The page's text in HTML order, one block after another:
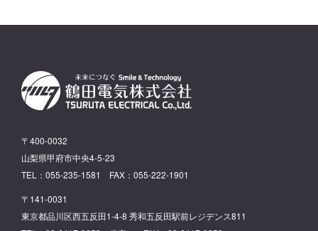
〒400-0032
山梨県甲府市中央4-5-23
TEL：055-235-1581 FAX：055-222-1901
〒141-0031
東京都品川区西五反田1-4-8 秀和五反田駅前レジデンス811